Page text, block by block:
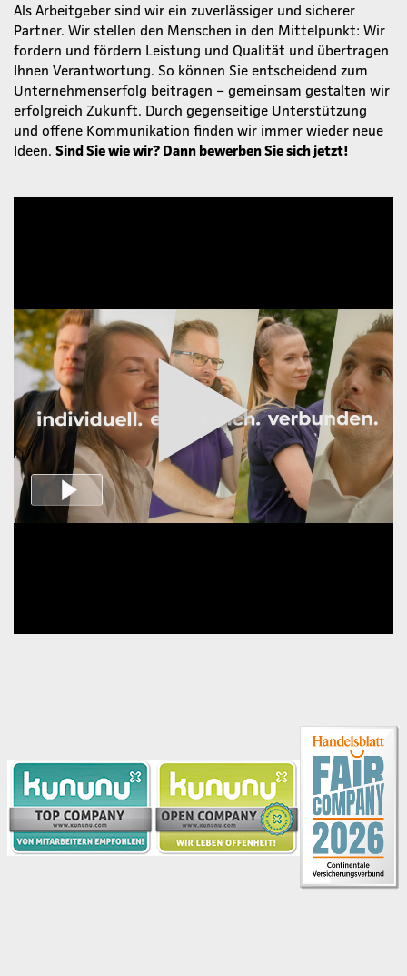
Als Arbeitgeber sind wir ein zuverlässiger und sicherer
Partner. Wir stellen den Menschen in den Mittelpunkt: Wir
fordern und fördern Leistung und Qualität und übertragen
Ihnen Verantwortung. So können Sie entscheidend zum
Unternehmenserfolg beitragen – gemeinsam gestalten wir
erfolgreich Zukunft. Durch gegenseitige Unterstützung
und offene Kommunikation finden wir immer wieder neue
Ideen. Sind Sie wie wir? Dann bewerben Sie sich jetzt!